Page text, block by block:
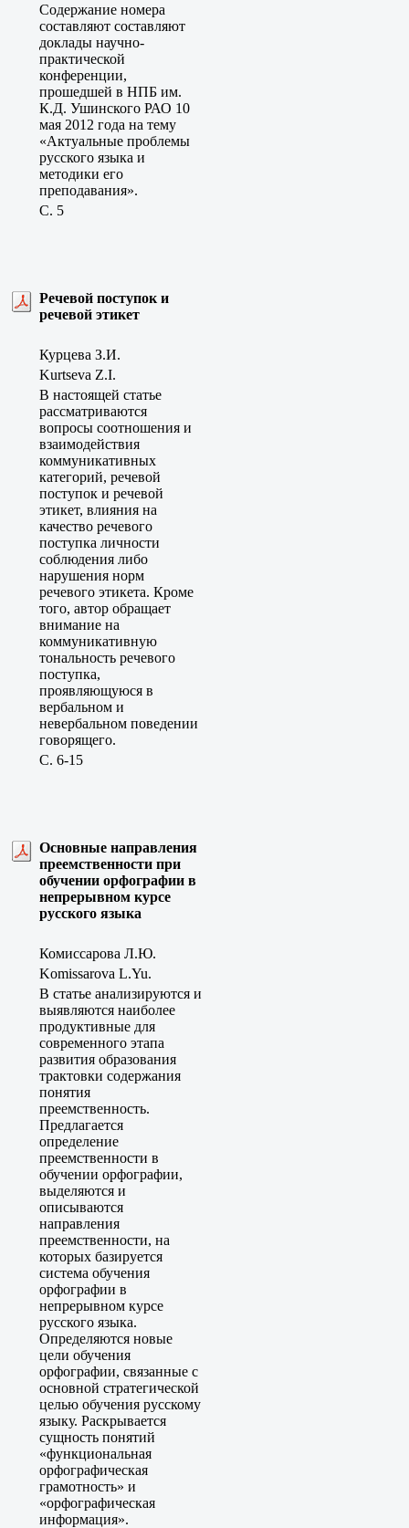
Содержание номера
составляют составляют
доклады научно-
практической
конференции,
прошедшей в НПБ им.
К.Д. Ушинского РАО 10
мая 2012 года на тему
«Актуальные проблемы
русского языка и
методики его
преподавания».
C. 5
Речевой поступок и
речевой этикет
Курцева З.И.
Kurtseva Z.I.
В настоящей статье
рассматриваются
вопросы соотношения и
взаимодействия
коммуникативных
категорий, речевой
поступок и речевой
этикет, влияния на
качество речевого
поступка личности
соблюдения либо
нарушения норм
речевого этикета. Кроме
того, автор обращает
внимание на
коммуникативную
тональность речевого
поступка,
проявляющуюся в
вербальном и
невербальном поведении
говорящего.
C. 6-15
Основные направления
преемственности при
обучении орфографии в
непрерывном курсе
русского языка
Комиссарова Л.Ю.
Komissarova L.Yu.
В статье анализируются и
выявляются наиболее
продуктивные для
современного этапа
развития образования
трактовки содержания
понятия
преемственность.
Предлагается
определение
преемственности в
обучении орфографии,
выделяются и
описываются
направления
преемственности, на
которых базируется
система обучения
орфографии в
непрерывном курсе
русского языка.
Определяются новые
цели обучения
орфографии, связанные с
основной стратегической
целью обучения русскому
языку. Раскрывается
сущность понятий
«функциональная
орфографическая
грамотность» и
«орфографическая
информация».